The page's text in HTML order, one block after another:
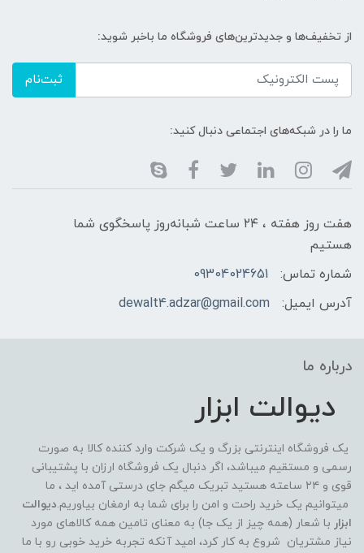
از تخفیف‌ها و جدیدترین‌های فروشگاه ما باخبر شوید:
ثبت‌نام
ما را در شبکه‌های اجتماعی دنبال کنید:
هفت روز هفته ، ۲۴ ساعت شبانه‌روز پاسخگوی شما
هستیم
شماره تماس:
09304024651
آدرس ایمیل:
dewalt4.adzar@gmail.com
درباره ما
دیوالت ابزار
یک فروشگاه اینترنتی بزرگ و یک شرکت وارد کننده کالا به صورت
رسمی و مستقیم میباشد، اگر دنبال یک فروشگاه ارزان با پشتیبانی
قوی و ۲۴ ساعته هستید تبریک میگم جای درستی آمده اید ، ما
میتوانیم یک خرید راحت و امن را برای شما به ارمغان بیاوریم.دیوالت
ابزار با شعار (همه چیز از یک جا) به معنای تامین همه کالاهای مورد
نیاز مشتریان شروع به کار کرد، امید آنکه تجربه خرید خوبی رو با ما